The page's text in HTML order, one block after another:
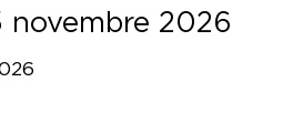
novembre 2026